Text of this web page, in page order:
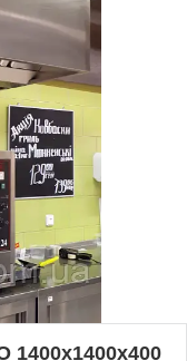
1400х1400х400